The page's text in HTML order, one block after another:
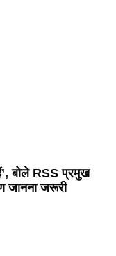
बोले RSS प्रमुख
जानना जरूरी